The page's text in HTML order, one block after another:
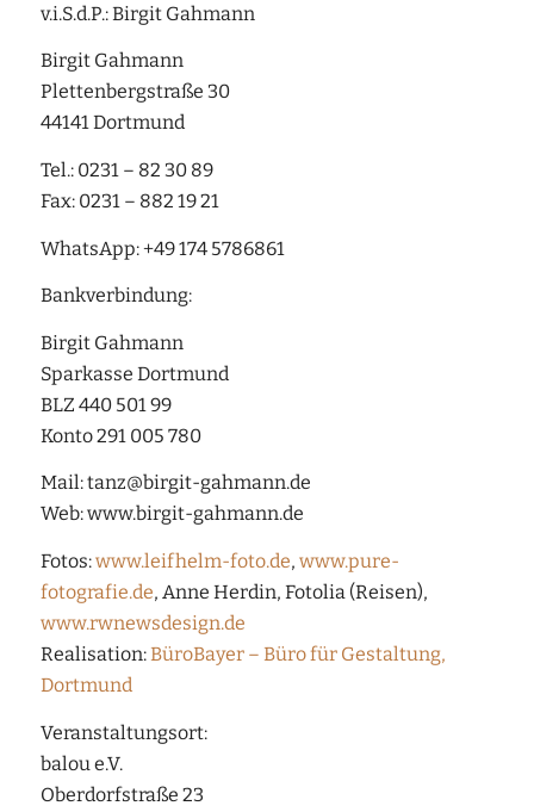
v.i.S.d.P.: Birgit Gahmann
Birgit Gahmann
Plettenbergstraße 30
44141 Dortmund
Tel.: 0231 – 82 30 89
Fax: 0231 – 882 19 21
WhatsApp: +49 174 5786861
Bankverbindung:
Birgit Gahmann
Sparkasse Dortmund
BLZ 440 501 99
Konto 291 005 780
Mail: tanz@birgit-gahmann.de
Web: www.birgit-gahmann.de
Fotos:www.leifhelm-foto.de, www.pure-
fotografie.de, Anne Herdin, Fotolia (Reisen),
www.rwnewsdesign.de
Realisation:BüroBayer – Büro für Gestaltung,
Dortmund
Veranstaltungsort:
balou e.V.
Oberdorfstraße 23